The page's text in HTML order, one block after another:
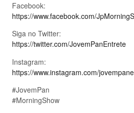
Facebook:
https://www.facebook.com/
Siga no Twitter:
https://twitter.com/JovemPanEntrete
Instagram:
https://www.instagram.com/
#JovemPan
#MorningShow